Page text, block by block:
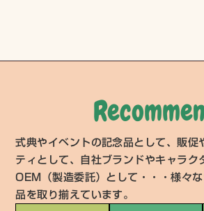
式典やイベントの記念品として、販
ティとして、自社ブランドやキャラク
OEM（製造委託）として・・・様々
品を取り揃えています。